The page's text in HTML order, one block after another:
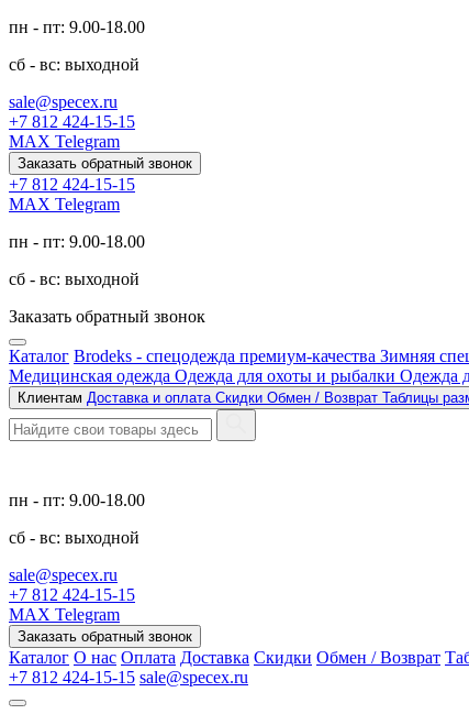
пн - пт: 9.00-18.00
сб - вс: выходной
sale@specex.ru
+7 812 424-15-15
MAX Telegram
Заказать обратный звонок
+7 812 424-15-15
MAX Telegram
пн - пт: 9.00-18.00
сб - вс: выходной
Заказать обратный звонок
Каталог Brodeks - спецодежда премиум-качества Зимняя
Медицинская одежда Одежда для охоты и рыбалки Одежда
Клиентам Доставка и оплата Скидки Обмен / Возврат Таблицы
пн - пт: 9.00-18.00
сб - вс: выходной
sale@specex.ru
+7 812 424-15-15
MAX Telegram
Заказать обратный звонок
Каталог О нас Оплата Доставка Скидки Обмен / Возврат
+7 812 424-15-15 sale@specex.ru